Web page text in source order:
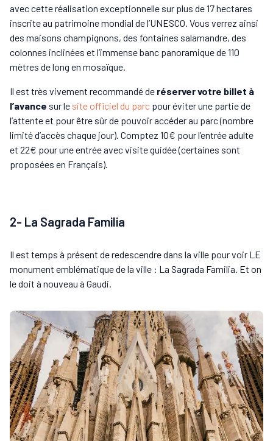
avec cette réalisation exceptionnelle sur plus de 17 hectares
inscrite au patrimoine mondial de l’UNESCO. Vous verrez ainsi
des maisons champignons, des fontaines salamandre, des
colonnes inclinées et l’immense banc panoramique de 110
mètres de long en mosaïque.
Il est très vivement recommandé de réserver votre billet à
l’avance sur le site officiel du parc pour éviter une partie de
l’attente et pour être sûr de pouvoir accéder au parc (nombre
limité d’accès chaque jour). Comptez 10€ pour l’entrée adulte
et 22€ pour une entrée avec visite guidée (certaines sont
proposées en Français).
2- La Sagrada Familia
Il est temps à présent de redescendre dans la ville pour voir LE
monument emblématique de la ville : La Sagrada Familia. Et on
le doit à nouveau à Gaudi.